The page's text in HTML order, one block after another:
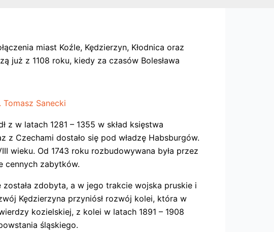
miast Koźle, Kędzierzyn, Kłodnica oraz
już z 1108 roku, kiedy za czasów Bolesława
Sanecki
z w latach 1281 – 1355 w skład księstwa
Czechami dostało się pod władzę Habsburgów.
wieku. Od 1743 roku rozbudowywana była przez
cennych zabytków.
zdobyta, a w jego trakcie wojska pruskie i
Kędzierzyna przyniósł rozwój kolei, która w
kozielskiej, z kolei w latach 1891 – 1908
śląskiego.